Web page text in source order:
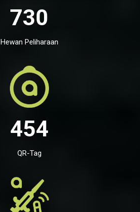
730
Hewan Peliharaan
454
QR-Tag